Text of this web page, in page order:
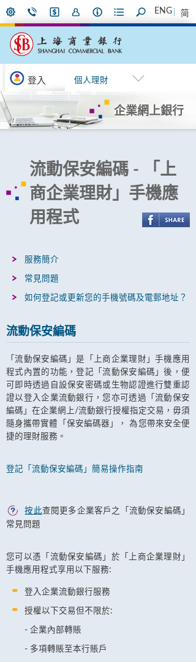
ENG 简
登入 個人理財
企業網上銀行
流動保安編碼 - 「上
商企業理財」手機應
用程式
服務簡介
常見問題
如何登記或更新您的手機號碼及電郵地址？
流動保安編碼
「流動保安編碼」是「上商企業理財」手機應用
程式內置的功能，登記「流動保安編碼」後，便
可即時透過自設保安密碼或生物認證進行雙重認
證以登入企業流動銀行，您亦可透過「流動保安
編碼」在企業網上/流動銀行授權指定交易，毋須
隨身攜帶實體「保安編碼器」， 為您帶來安全便
捷的理財服務。
登記「流動保安編碼」簡易操作指南
按此查閱更多企業客戶之「流動保安編碼」
常見問題
您可以憑「流動保安編碼」於「上商企業理財」
手機應用程式享用以下服務:
登入企業流動銀行服務
授權以下交易但不限於:
企業內部轉賬
多項轉賬至本行賬戶